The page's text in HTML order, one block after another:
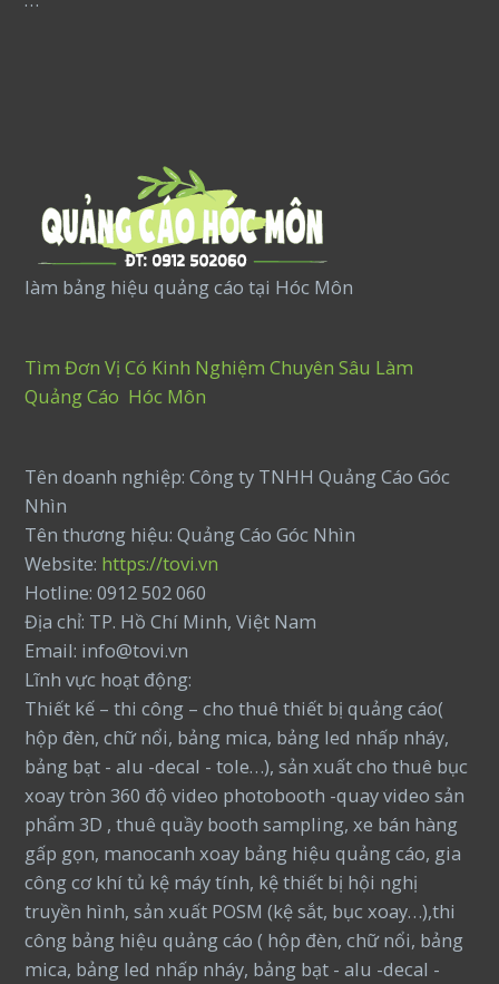
làm bảng hiệu quảng cáo tại Hóc Môn
Tìm Đơn Vị Có Kinh Nghiệm Chuyên Sâu Làm
Quảng Cáo Hóc Môn
Tên doanh nghiệp: Công ty TNHH Quảng Cáo Góc
Nhìn
Tên thương hiệu: Quảng Cáo Góc Nhìn
Website: https://tovi.vn
Hotline: 0912 502 060
Địa chỉ: TP. Hồ Chí Minh, Việt Nam
Email: info@tovi.vn
Lĩnh vực hoạt động:
Thiết kế – thi công – cho thuê thiết bị quảng cáo(
hộp đèn, chữ nổi, bảng mica, bảng led nhấp nháy,
bảng bạt - alu -decal - tole…), sản xuất cho thuê bục
xoay tròn 360 độ video photobooth -quay video sản
phẩm 3D , thuê quầy booth sampling, xe bán hàng
gấp gọn, manocanh xoay bảng hiệu quảng cáo, gia
công cơ khí tủ kệ máy tính, kệ thiết bị hội nghị
truyền hình, sản xuất POSM (kệ sắt, bục xoay…),thi
công bảng hiệu quảng cáo ( hộp đèn, chữ nổi, bảng
mica, bảng led nhấp nháy, bảng bạt - alu -decal -